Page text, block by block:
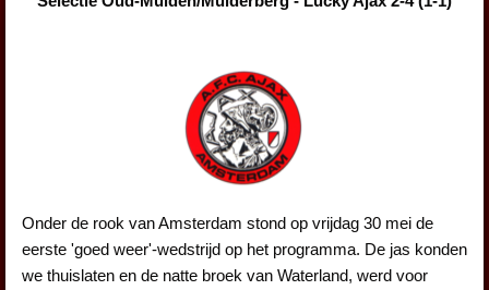
Onder de rook van Amsterdam stond op vrijdag 30 mei de
eerste 'goed weer'-wedstrijd op het programma. De jas konden
we thuislaten en de natte broek van Waterland, werd voor